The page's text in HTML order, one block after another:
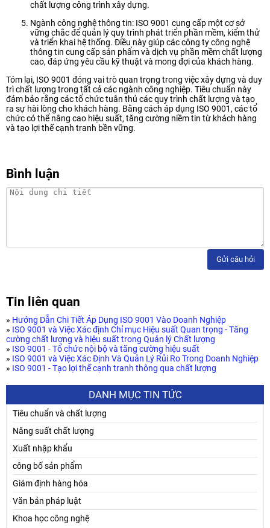
chất lượng công trình xây dựng.
Ngành công nghệ thông tin: ISO 9001 cung cấp một cơ sở
vững chắc để quản lý quy trình phát triển phần mềm, kiểm thử
và triển khai hệ thống. Điều này giúp các công ty công nghệ
thông tin cung cấp sản phẩm và dịch vụ phần mềm chất lượng
cao, đáp ứng yêu cầu kỹ thuật và mong đợi của khách hàng.
Tóm lại, ISO 9001 đóng vai trò quan trọng trong việc xây dựng và duy
trì chất lượng trong tất cả các ngành công nghiệp. Tiêu chuẩn này
đảm bảo rằng các tổ chức tuân thủ các quy trình chất lượng và tạo
ra sự hài lòng cho khách hàng. Bằng cách áp dụng ISO 9001, các tổ
chức có thể nâng cao hiệu suất, tăng cường niềm tin từ khách hàng
và tạo lợi thế cạnh tranh bền vững.
Bình luận
Gửi câu hỏi
Tin liên quan
» Hướng Dẫn Chi Tiết Áp Dụng ISO 9001 Vào Doanh Nghiệp
» ISO 9001 và Việc Xác định Chỉ mục Hiệu suất Quan trọng - Tăng
cường chất lượng và hiệu suất trong Quản lý Chất lượng
» ISO 9001 - Tổ chức nội bộ và tăng cường hiệu suất
» ISO 9001 và Việc Xác Định Và Quản Lý Rủi Ro Trong Doanh Nghiệp
» ISO 9001 - Tạo lợi thế cạnh tranh thông qua chất lượng
DANH MỤC TIN TỨC
Tiêu chuẩn và chất lượng
Năng suất chất lượng
Xuất nhập khẩu
công bố sản phẩm
Giám định hàng hóa
Văn bản pháp luật
Khoa học công nghệ